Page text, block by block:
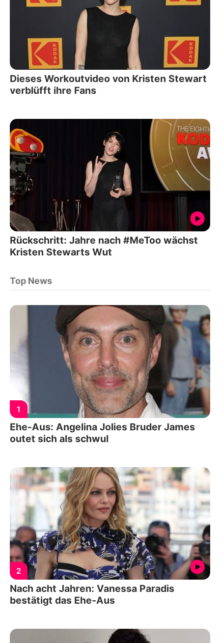
Dieses Workoutvideo von Kristen Stewart
verblüfft ihre Fans
Rückschritt: Jahre nach #MeToo wächst
Kristen Stewarts Wut
Top News
1
Ehe-Aus: Angelina Jolies Bruder James
outet sich als schwul
2
Nach acht Jahren: Vanessa Paradis
bestätigt das Ehe-Aus